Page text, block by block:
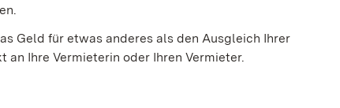
Geld für etwas anderes als den Ausgleich Ihrer
Ihre Vermieterin oder Ihren Vermieter.